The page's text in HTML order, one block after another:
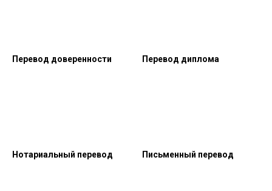
Перевод доверенности Перевод диплома
Нотариальный перевод Письменный перевод